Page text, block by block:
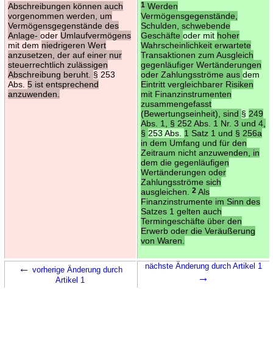
Abschreibungen können auch
vorgenommen werden, um
Vermögensgegenstände des
Anlage- oder Umlaufvermögens
mit dem niedrigeren Wert
anzusetzen, der auf einer nur
steuerrechtlich zulässigen
Abschreibung beruht. § 253
Abs. 5 ist entsprechend
anzuwenden.
1Werden
Vermögensgegenstände,
Schulden, schwebende
Geschäfte oder mit hoher
Wahrscheinlichkeit erwartete
Transaktionen zum Ausgleich
gegenläufiger Wertänderungen
oder Zahlungsströme aus dem
Eintritt vergleichbarer Risiken
mit Finanzinstrumenten
zusammengefasst
(Bewertungseinheit), sind § 249
Abs. 1, § 252 Abs. 1 Nr. 3 und 4,
§ 253 Abs. 1 Satz 1 und § 256a
in dem Umfang und für den
Zeitraum nicht anzuwenden, in
dem die gegenläufigen
Wertänderungen oder
Zahlungsströme sich
ausgleichen.
2Als
Finanzinstrumente im Sinn des
Satzes 1 gelten auch
Termingeschäfte über den
Erwerb oder die Veräußerung
von Waren.
← vorherige Änderung durch
Artikel 1
nächste Änderung durch Artikel 1
→